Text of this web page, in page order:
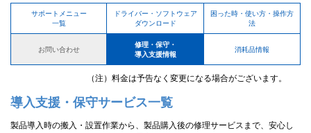
サポートメニュー
一覧
ドライバー・ソフトウェア
ダウンロード
困った時・使い方・操作方
法
お問い合わせ
修理・保守・
導入支援情報
消耗品情報
（注）料金は予告なく変更になる場合がございます。
導入支援・保守サービス一覧
製品導入時の搬入・設置作業から、製品購入後の修理サービスまで、安心し